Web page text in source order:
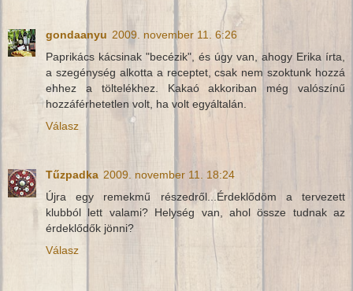
gondaanyu 2009. november 11. 6:26
Paprikács kácsinak "becézik", és úgy van, ahogy Erika írta,
a szegénység alkotta a receptet, csak nem szoktunk hozzá
ehhez a töltelékhez. Kakaó akkoriban még valószínű
hozzáférhetetlen volt, ha volt egyáltalán.
Válasz
Tűzpadka 2009. november 11. 18:24
Újra egy remekmű részedről...Érdeklődöm a tervezett
klubból lett valami? Helység van, ahol össze tudnak az
érdeklődők jönni?
Válasz